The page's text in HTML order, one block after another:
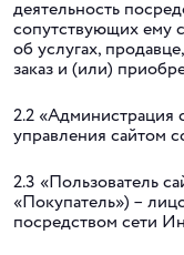
деятельность
сопутствующих ему
об услугах,
заказ и (или)
2.2 «Администрация
управления сайтом
2.3 «Пользователь
«Покупатель») –
посредством сети